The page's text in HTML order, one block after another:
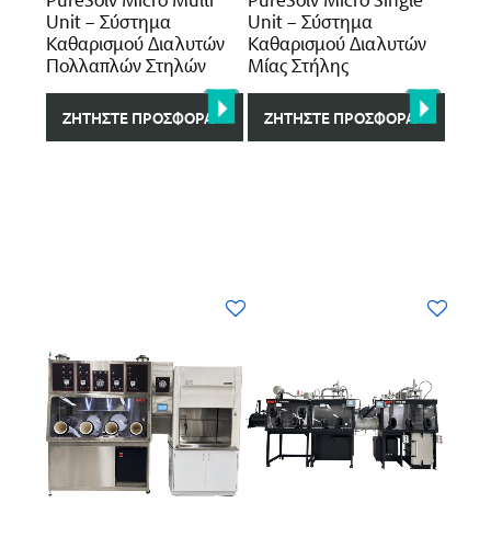
Unit – Σύστημα
Kαθαρισμού Διαλυτών
Πολλαπλών Στηλών
ΖΗΤΉΣΤΕ ΠΡΟΣΦΟΡΆ
Unit – Σύστημα
Kαθαρισμού Διαλυτών
Μίας Στήλης
ΖΗΤΉΣΤΕ ΠΡΟΣΦΟΡΆ